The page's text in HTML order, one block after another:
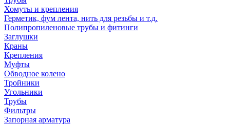
Хомуты и крепления
Герметик, фум лента, нить для резьбы и т.д.
Полипропиленовые трубы и фитинги
Заглушки
Краны
Крепления
Муфты
Обводное колено
Тройники
Угольники
Трубы
Фильтры
Запорная арматура